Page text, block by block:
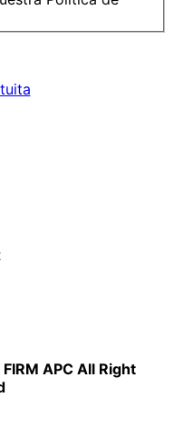
FIRM APC All Right